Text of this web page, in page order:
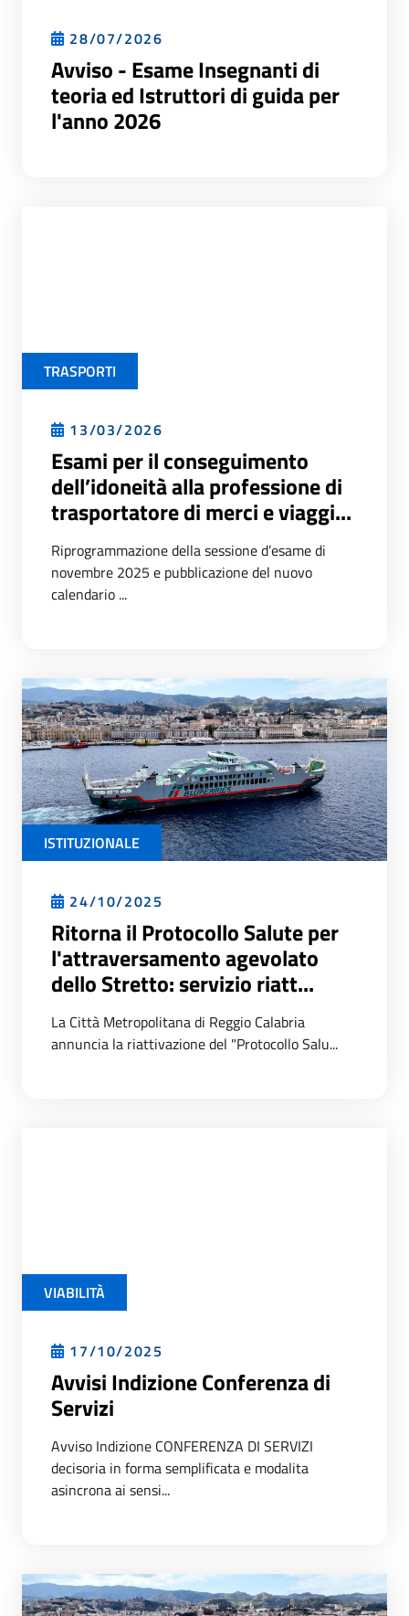
28/07/2026
Avviso - Esame Insegnanti di
teoria ed Istruttori di guida per
l'anno 2026
TRASPORTI
13/03/2026
Esami per il conseguimento
dell’idoneità alla professione di
trasportatore di merci e viaggi...
Riprogrammazione della sessione d’esame di
novembre 2025 e pubblicazione del nuovo
calendario ...
ISTITUZIONALE
24/10/2025
Ritorna il Protocollo Salute per
l'attraversamento agevolato
dello Stretto: servizio riatt...
La Città Metropolitana di Reggio Calabria
annuncia la riattivazione del "Protocollo Salu...
VIABILITÀ
17/10/2025
Avvisi Indizione Conferenza di
Servizi
Avviso Indizione CONFERENZA DI SERVIZI
decisoria in forma semplificata e modalita
asincrona ai sensi...